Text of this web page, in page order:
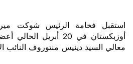
استقبل فخامة الرئيس شوكت
أوزبكستان في 20 أبريل
معالي السيد دينيس منتوروف النائب